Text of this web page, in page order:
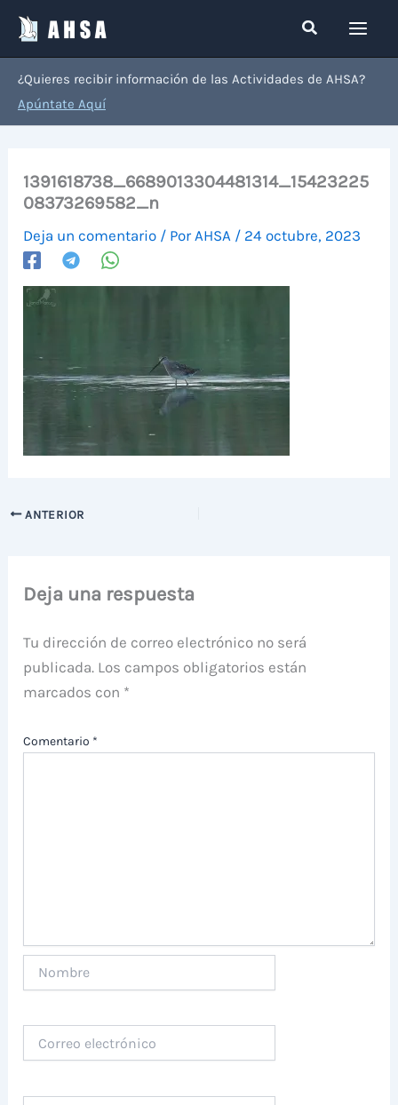
contenido
Buscar
¿Quieres recibir información de las Actividades de AHSA?
Apúntate Aquí
1391618738_6689013304481314_15423225
08373269582_n
Deja un comentario / Por AHSA / 24 octubre, 2023
ANTERIOR
Deja una respuesta
Tu dirección de correo electrónico no será
publicada. Los campos obligatorios están
marcados con *
Comentario *
electrónico